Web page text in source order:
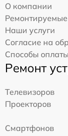
О компании
Наши услуги
Согласие на
Способы оплаты
Ремонт
Телевизоров
Проекторов
Смартфонов